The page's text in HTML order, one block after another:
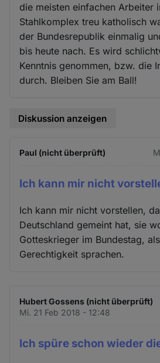
die meisten einfachen Arbeiter
Stahlkomplex treu katholisch
der Bundesrepublik einmalig
bis heute nach. Es wird
Kenntnis genommen, bzw. die
durch. Bleiben Sie am Ball!
Diskussion anzeigen
Paul (nicht überprüft)
Ich kann mir nicht
Ich kann mir nicht vorstellen,
Deutschland gemeint hat, sie
Gotteskrieger im Bundestag,
Gerechtigkeit sprachen.
Hubert Gossens (nicht überprüft)
Mi. 21 Feb 2018 - 12:48
Ich spüre schon wieder